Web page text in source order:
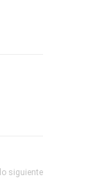
siguiente